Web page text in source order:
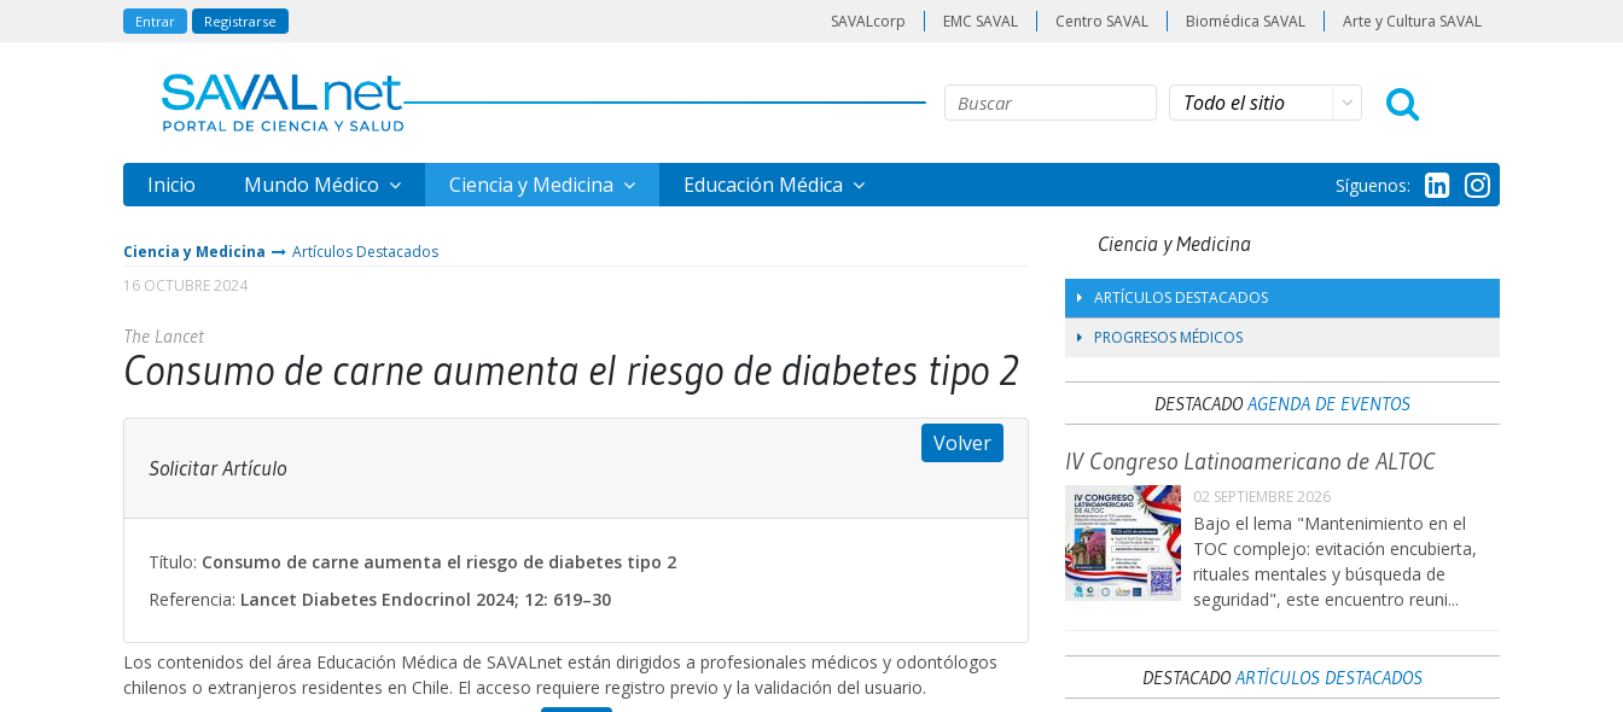
Entrar Registrarse SAVALcorp EMC SAVAL Centro SAVAL Biomédica SAVAL Arte y Cultura SAVAL
Inicio Mundo Médico Ciencia y Medicina Educación Médica Síguenos:
Ciencia y Medicina
Artículos Destacados
16 OCTUBRE 2024
The Lancet
Consumo de carne aumenta el riesgo de diabetes tipo 2
Solicitar Artículo
Volver
Título: Consumo de carne aumenta el riesgo de diabetes tipo 2
Referencia: Lancet Diabetes Endocrinol 2024; 12: 619–30
Los contenidos del área Educación Médica de SAVALnet están dirigidos a profesionales médicos y odontólogos
chilenos o extranjeros residentes en Chile. El acceso requiere registro previo y la validación del usuario.
Ciencia y Medicina
ARTÍCULOS DESTACADOS
PROGRESOS MÉDICOS
DESTACADOAGENDA DE EVENTOS
IV Congreso Latinoamericano de ALTOC
02 SEPTIEMBRE 2026
Bajo el lema "Mantenimiento en el
TOC complejo: evitación encubierta,
rituales mentales y búsqueda de
seguridad", este encuentro reuni...
DESTACADOARTÍCULOS DESTACADOS